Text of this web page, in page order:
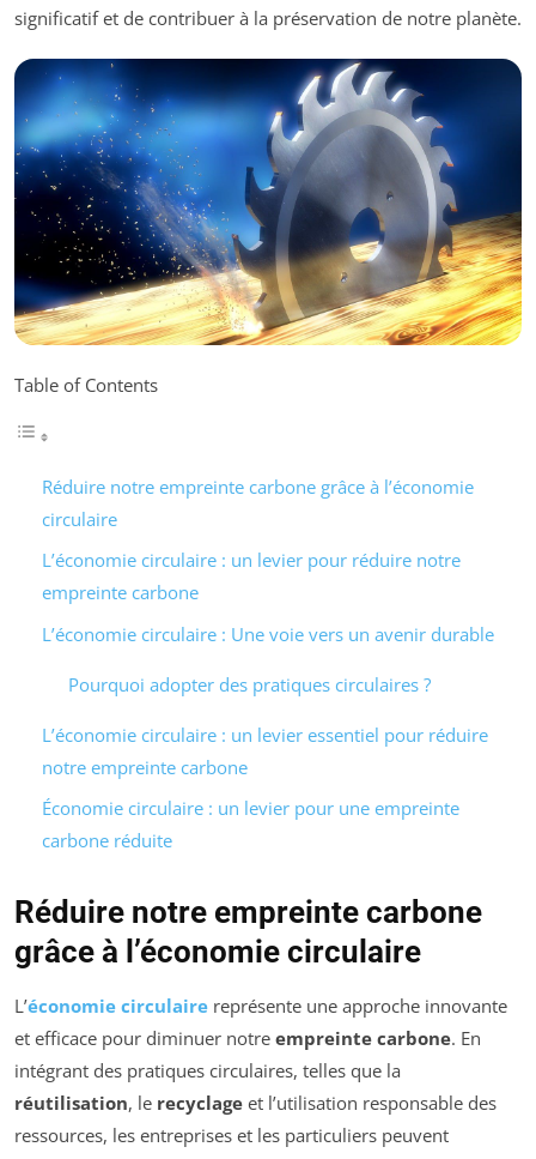
significatif et de contribuer à la préservation de notre planète.
Table of Contents
Réduire notre empreinte carbone grâce à l’économie
circulaire
L’économie circulaire : un levier pour réduire notre
empreinte carbone
L’économie circulaire : Une voie vers un avenir durable
Pourquoi adopter des pratiques circulaires ?
L’économie circulaire : un levier essentiel pour réduire
notre empreinte carbone
Économie circulaire : un levier pour une empreinte
carbone réduite
Réduire notre empreinte carbone
grâce à l’économie circulaire
L’économie circulaire représente une approche innovante
et efficace pour diminuer notre empreinte carbone. En
intégrant des pratiques circulaires, telles que la
réutilisation, le recyclage et l’utilisation responsable des
ressources, les entreprises et les particuliers peuvent